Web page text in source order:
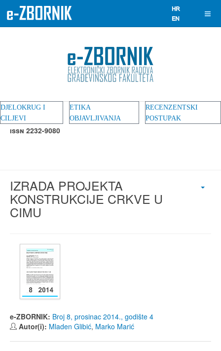
DJELOKRUG I
CILJEVI
ETIKA
OBJAVLJIVANJA
RECENZENTSKI
POSTUPAK
ISSN 2232-9080
IZRADA PROJEKTA
KONSTRUKCIJE CRKVE U
CIMU
e-ZBORNIK: Broj 8, prosinac 2014., godište 4
Autor(i): Mladen Glibić, Marko Marić